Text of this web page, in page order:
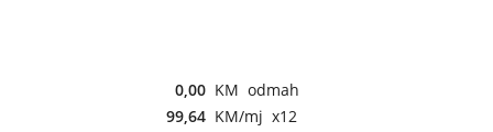
0,00 KM odmah
99,64 KM/mj x12